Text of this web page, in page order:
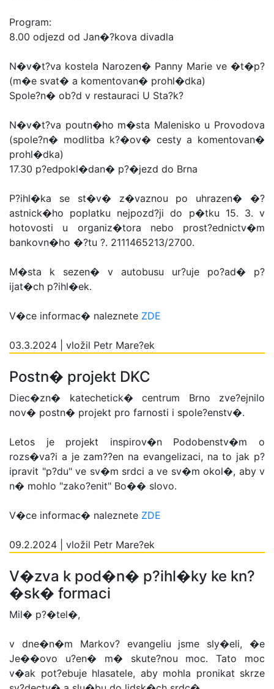
Program:
8.00 odjezd od Jan�?kova divadla
N�v�t?va kostela Narozen� Panny Marie ve �t�p?
(m�e svat� a komentovan� prohl�dka)
Spole?n� ob?d v restauraci U Sta?k?
N�v�t?va poutn�ho m�sta Malenisko u Provodova
(spole?n� modlitba k?�ov� cesty a komentovan�
prohl�dka)
17.30 p?edpokl�dan� p?�jezd do Brna
P?ihl�ka se st�v� z�vaznou po uhrazen� �?
astnick�ho poplatku nejpozd?ji do p�tku 15. 3. v
hotovosti u organiz�tora nebo prost?ednictv�m
bankovn�ho �?tu ?. 2111465213/2700.
M�sta k sezen� v autobusu ur?uje po?ad� p?
ijat�ch p?ihl�ek.
V�ce informac� naleznete ZDE
03.3.2024 | vložil Petr Mare?ek
Postn� projekt DKC
Diec�zn� katechetick� centrum Brno zve?ejnilo
nov� postn� projekt pro farnosti i spole?enstv�.
Letos je projekt inspirov�n Podobenstv�m o
rozs�va?i a je zam??en na evangelizaci, na to jak p?
ipravit "p?du" ve sv�m srdci a ve sv�m okol�, aby v
n� mohlo "zako?enit" Bo�� slovo.
V�ce informac� naleznete ZDE
09.2.2024 | vložil Petr Mare?ek
V�zva k pod�n� p?ihl�ky ke kn?
�sk� formaci
Mil� p?�tel�,
v dne�n�m Markov? evangeliu jsme sly�eli, �e
Je��ovo u?en� m� skute?nou moc. Tato moc
v�ak pot?ebuje hlasatele, aby mohla pronikat skrze